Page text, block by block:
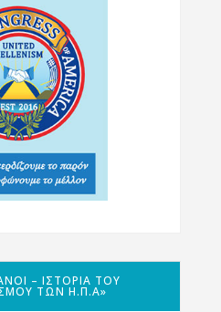
– ΙΣΤΟΡΊΑ ΤΟΥ
ΤΩΝ Η.Π.Α»